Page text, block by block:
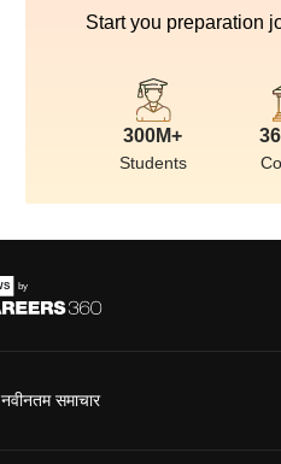
Start you preparation
300M+
Students
नवीनतम समाचार